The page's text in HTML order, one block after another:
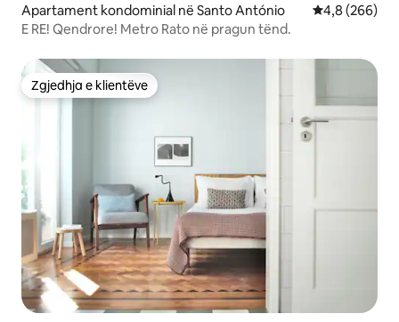
Apartament kondominial në Santo António Vlerësimi
4,8 (266)
E RE! Qendrore! Metro Rato në pragun tënd.
Zgjedhja e klientëve
Zgjedhja e klientëve